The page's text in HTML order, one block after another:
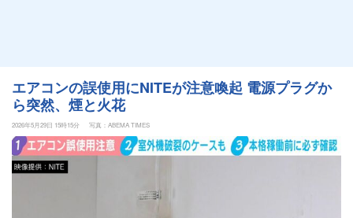
エアコンの誤使用にNITEが注意喚起 電源プラグか
ら突然、煙と火花
2026年5月29日 15時15分 写真：ABEMA TIMES